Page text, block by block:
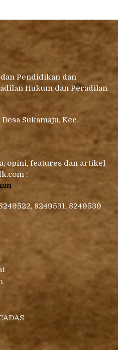
Pendidikan dan
Hukum dan Peradilan
Sukamaju, Kec.
opini, features dan artikel
:
8249531, 8249539